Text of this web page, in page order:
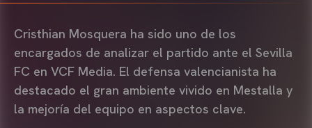
Cristhian Mosquera ha sido uno de los
encargados de analizar el partido ante el Sevilla
FC en VCF Media. El defensa valencianista ha
destacado el gran ambiente vivido en Mestalla y
la mejoría del equipo en aspectos clave.